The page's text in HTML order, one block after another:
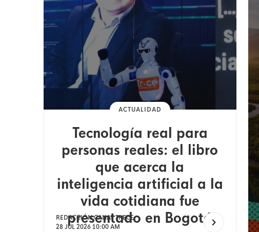
ACTUALIDAD
Tecnología real para
personas reales: el libro
que acerca la
inteligencia artificial a la
vida cotidiana fue
presentado en Bogotá
REDACCIÓN CANAL TRECE
28 JUL 2026 10:00 AM